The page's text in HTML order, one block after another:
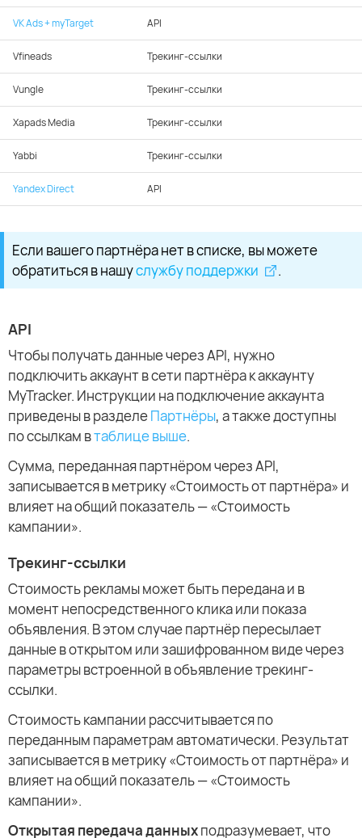
VK Ads + myTarget API
Vfineads Трекинг-ссылки
Vungle Трекинг-ссылки
Xapads Media Трекинг-ссылки
Yabbi Трекинг-ссылки
Yandex Direct API
Если вашего партнёра нет в списке, вы можете
обратиться в нашуслужбу поддержки .
API
Чтобы получать данные через API, нужно
подключить аккаунт в сети партнёра к аккаунту
MyTracker. Инструкции на подключение аккаунта
приведены в разделеПартнёры, а также доступны
по ссылкам втаблице выше.
Сумма, переданная партнёром через API,
записывается в метрику «Стоимость от партнёра» и
влияет на общий показатель — «Стоимость
кампании».
Трекинг-ссылки
Стоимость рекламы может быть передана и в
момент непосредственного клика или показа
объявления. В этом случае партнёр пересылает
данные в открытом или зашифрованном виде через
параметры встроенной в объявление трекинг-
ссылки.
Стоимость кампании рассчитывается по
переданным параметрам автоматически. Результат
записывается в метрику «Стоимость от партнёра» и
влияет на общий показатель — «Стоимость
кампании».
Открытая передача данныхподразумевает, что